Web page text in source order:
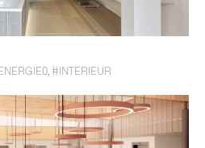
#INTERIEUR